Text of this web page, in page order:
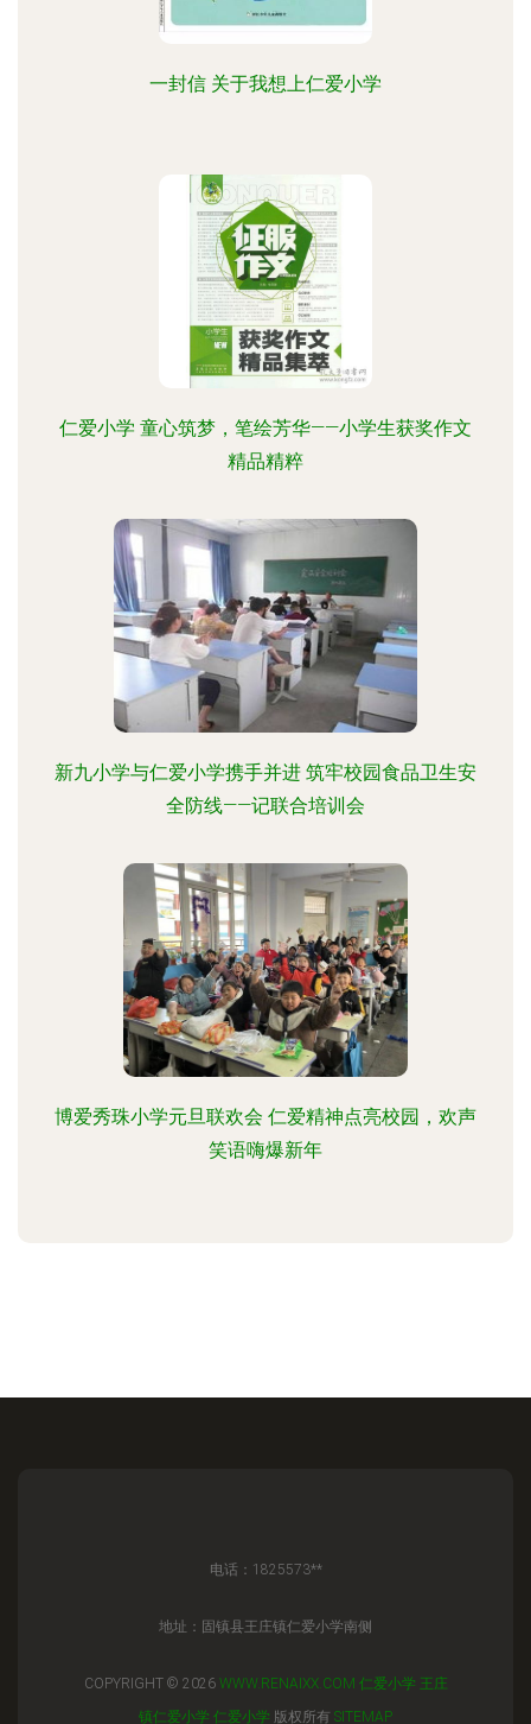
一封信 关于我想上仁爱小学
仁爱小学 童心筑梦，笔绘芳华——小学生获奖作文
精品精粹
新九小学与仁爱小学携手并进 筑牢校园食品卫生安
全防线——记联合培训会
博爱秀珠小学元旦联欢会 仁爱精神点亮校园，欢声
笑语嗨爆新年
电话：1825573**
地址：固镇县王庄镇仁爱小学南侧
COPYRIGHT © 2026 WWW.RENAIXX.COM 仁爱小学 王庄
镇仁爱小学 仁爱小学 版权所有 SITEMAP